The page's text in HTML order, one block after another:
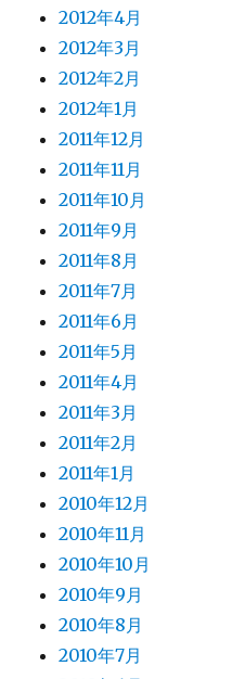
2012年4月
2012年3月
2012年2月
2012年1月
2011年12月
2011年11月
2011年10月
2011年9月
2011年8月
2011年7月
2011年6月
2011年5月
2011年4月
2011年3月
2011年2月
2011年1月
2010年12月
2010年11月
2010年10月
2010年9月
2010年8月
2010年7月